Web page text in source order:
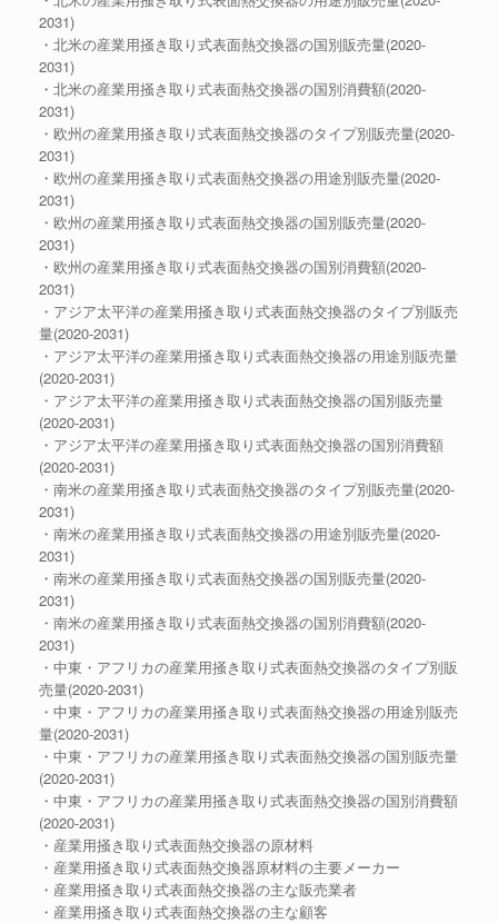
2031)
・北米の産業用掻き取り式表面熱交換器の国別販売量(2020-
2031)
・北米の産業用掻き取り式表面熱交換器の国別消費額(2020-
2031)
・欧州の産業用掻き取り式表面熱交換器のタイプ別販売量(2020-
2031)
・欧州の産業用掻き取り式表面熱交換器の用途別販売量(2020-
2031)
・欧州の産業用掻き取り式表面熱交換器の国別販売量(2020-
2031)
・欧州の産業用掻き取り式表面熱交換器の国別消費額(2020-
2031)
・アジア太平洋の産業用掻き取り式表面熱交換器のタイプ別販売
量(2020-2031)
・アジア太平洋の産業用掻き取り式表面熱交換器の用途別販売量
(2020-2031)
・アジア太平洋の産業用掻き取り式表面熱交換器の国別販売量
(2020-2031)
・アジア太平洋の産業用掻き取り式表面熱交換器の国別消費額
(2020-2031)
・南米の産業用掻き取り式表面熱交換器のタイプ別販売量(2020-
2031)
・南米の産業用掻き取り式表面熱交換器の用途別販売量(2020-
2031)
・南米の産業用掻き取り式表面熱交換器の国別販売量(2020-
2031)
・南米の産業用掻き取り式表面熱交換器の国別消費額(2020-
2031)
・中東・アフリカの産業用掻き取り式表面熱交換器のタイプ別販
売量(2020-2031)
・中東・アフリカの産業用掻き取り式表面熱交換器の用途別販売
量(2020-2031)
・中東・アフリカの産業用掻き取り式表面熱交換器の国別販売量
(2020-2031)
・中東・アフリカの産業用掻き取り式表面熱交換器の国別消費額
(2020-2031)
・産業用掻き取り式表面熱交換器の原材料
・産業用掻き取り式表面熱交換器原材料の主要メーカー
・産業用掻き取り式表面熱交換器の主な販売業者
・産業用掻き取り式表面熱交換器の主な顧客